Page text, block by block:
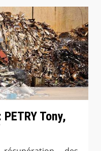
Tony,